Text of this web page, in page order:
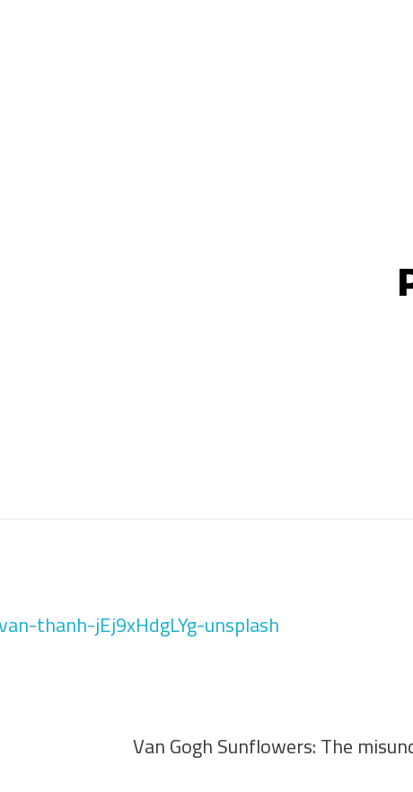
Van Gogh Sunflowers: The